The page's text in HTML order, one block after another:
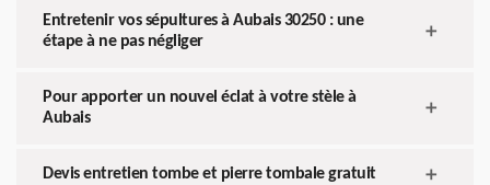
Entretenir vos sépultures à Aubais 30250 : une
étape à ne pas négliger
Pour apporter un nouvel éclat à votre stèle à
Aubais
Devis entretien tombe et pierre tombale gratuit